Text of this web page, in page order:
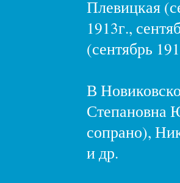
Плевицкая
1913г.,
(сентябрь
В
Степановна
сопрано),
и др.